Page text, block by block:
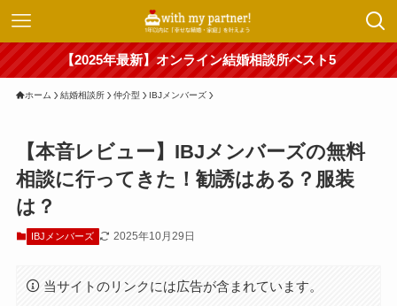
【2025年最新】オンライン結婚相談所ベスト5
ホーム 結婚相談所 仲介型 IBJメンバーズ
【本音レビュー】IBJメンバーズの無料
相談に行ってきた！勧誘はある？服装
は？
IBJメンバーズ 2025年10月29日
当サイトのリンクには広告が含まれています。